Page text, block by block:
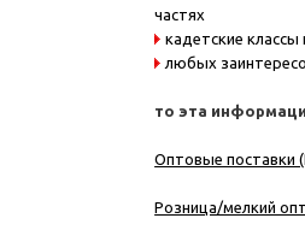
частях
кадетские
любых
то эта
Оптовые поставки
Розница/мелкий